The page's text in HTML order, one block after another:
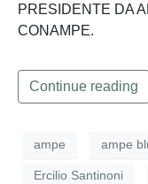
PRESIDENTE DA
CONAMPE.
Continue reading
ampe ampe
Ercilio Santinoni